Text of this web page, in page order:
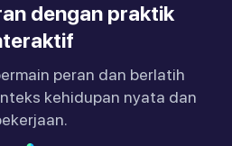
dengan praktik
peran dan berlatih
kehidupan nyata dan